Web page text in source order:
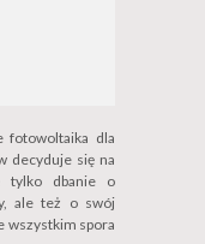
fotowoltaika dla
decyduje się na
tylko dbanie o
ale też o swój
wszystkim spora